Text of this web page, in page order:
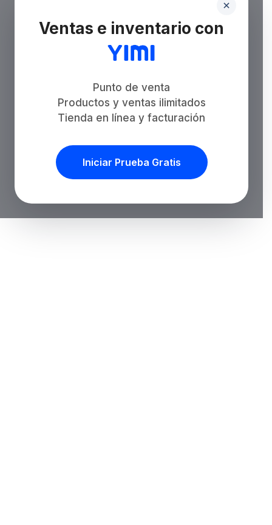
Ventas e inventario con
Punto de venta
Productos y ventas ilimitados
Tienda en línea y facturación
Iniciar Prueba Gratis